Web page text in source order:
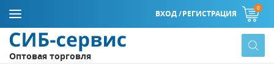
ВХОД /РЕГИСТРАЦИЯ
0
Оптовая торговля